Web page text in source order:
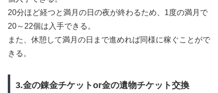
20分ほど経つと満月の日の夜が終わるため、1度の満月で
20～22個は入手できる。
また、休憩して満月の日まで進めれば同様に稼ぐことがで
きる。
3.金の錬金チケットor金の遺物チケット交換